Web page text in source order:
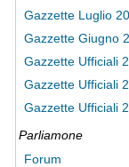
Gazzette Luglio
Gazzette Giugno
Gazzette Ufficiali
Gazzette Ufficiali
Gazzette Ufficiali
Parliamone
Forum